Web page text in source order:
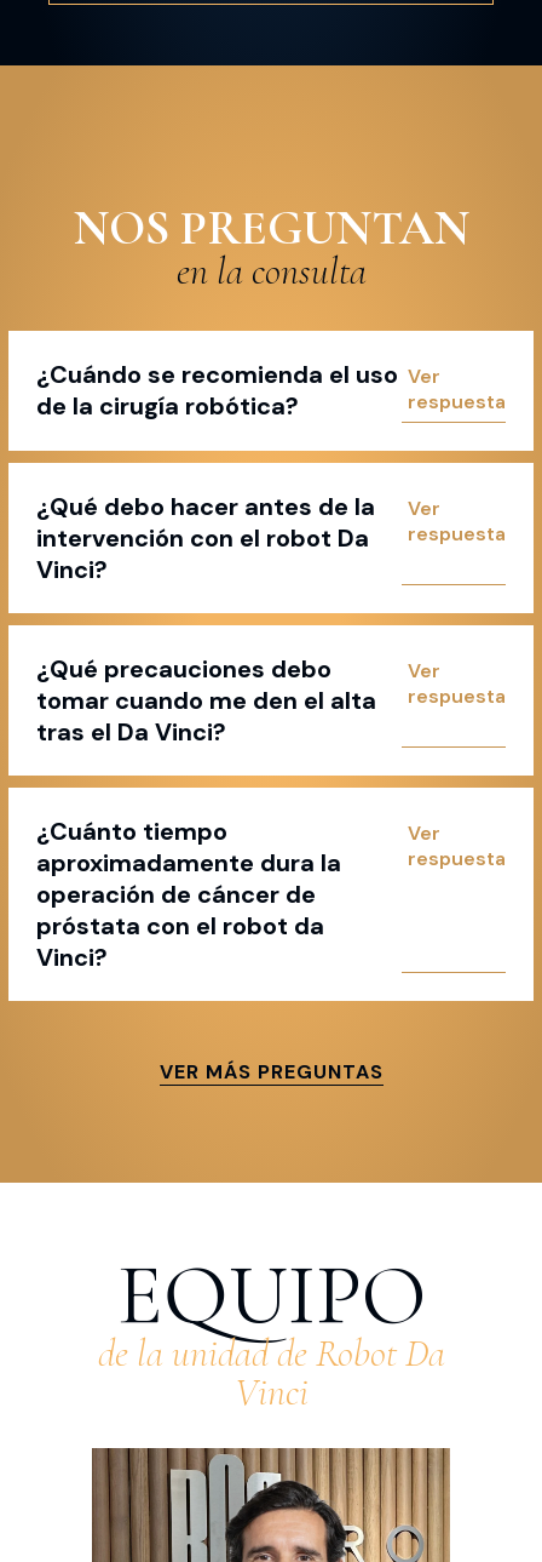
NOS PREGUNTAN
en la consulta
¿Cuándo se recomienda el uso
de la cirugía robótica?
¿Qué debo hacer antes de la
intervención con el robot Da
Vinci?
¿Qué precauciones debo
tomar cuando me den el alta
tras el Da Vinci?
¿Cuánto tiempo
aproximadamente dura la
operación de cáncer de
próstata con el robot da
Vinci?
VER MÁS PREGUNTAS
EQUIPO
de la unidad de Robot Da
Vinci